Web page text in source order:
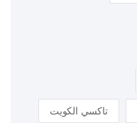
تاكسي الكويت